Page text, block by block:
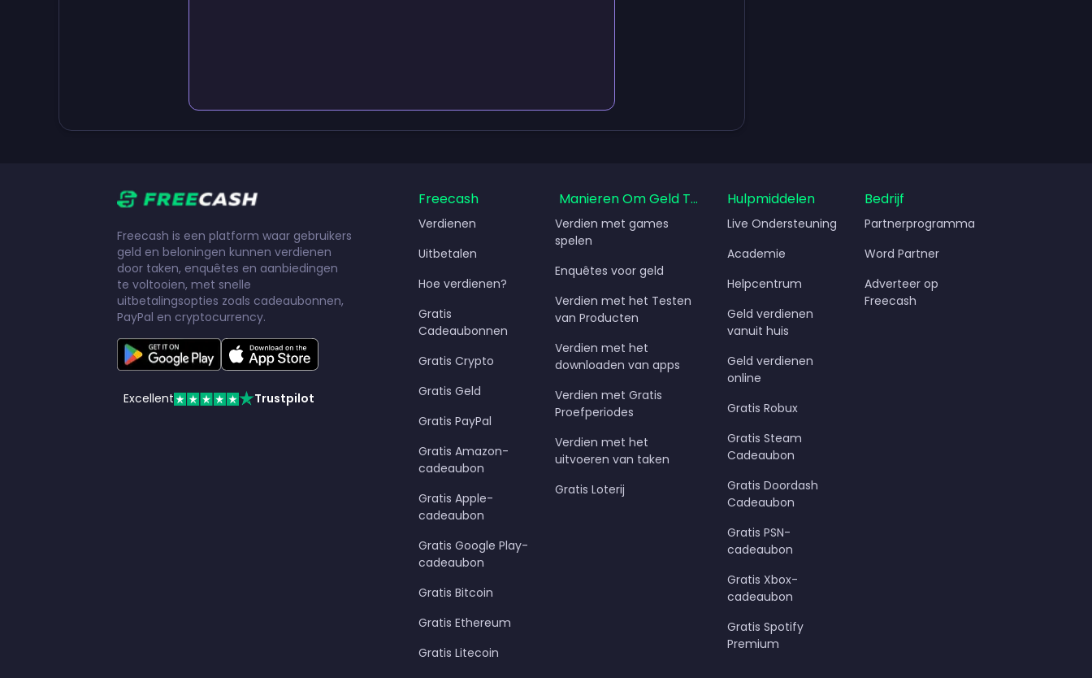
Freecash is een platform waar gebruikers
geld en beloningen kunnen verdienen
door taken, enquêtes en aanbiedingen
te voltooien, met snelle
uitbetalingsopties zoals cadeaubonnen,
PayPal en cryptocurrency.
Excellent Trustpilot
Freecash
Verdienen
Uitbetalen
Hoe verdienen?
Gratis
Cadeaubonnen
Gratis Crypto
Gratis Geld
Gratis PayPal
Gratis Amazon-
cadeaubon
Gratis Apple-
cadeaubon
Gratis Google Play-
cadeaubon
Gratis Bitcoin
Gratis Ethereum
Gratis Litecoin
Manieren Om Geld Te Verdienen
Verdien met games
spelen
Enquêtes voor geld
Verdien met het Testen
van Producten
Verdien met het
downloaden van apps
Verdien met Gratis
Proefperiodes
Verdien met het
uitvoeren van taken
Gratis Loterij
Hulpmiddelen
Live Ondersteuning
Academie
Helpcentrum
Geld verdienen
vanuit huis
Geld verdienen
online
Gratis Robux
Gratis Steam
Cadeaubon
Gratis Doordash
Cadeaubon
Gratis PSN-
cadeaubon
Gratis Xbox-
cadeaubon
Gratis Spotify
Premium
Bedrijf
Partnerprogramma
Word Partner
Adverteer op
Freecash